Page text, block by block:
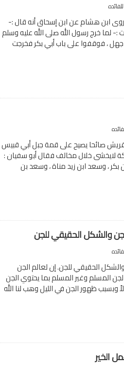
روى ابن هشام عن ابن إسحاق أنه قال :-
:- لما خرج رسول الله صلى الله عليه وسلم
جهل ، فوقفوا على باب أبي بكر فخرجت
صائحا يصيح على قمة جبل أبي قبيس
لايخشى خلال مخالف فقال أبو سفيان :
، وسعد ابن زيد مناة ، وسعد بن
والشكل الحقيقي للجن
الحقيقي للجن. إن لعالم الجن
المسلم وغير المسلم بما يحتوي الجن
وبسبب ظهور الجن في الليل وهب لنا الله
الخير